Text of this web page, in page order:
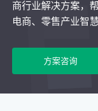
商行业解决方案，
电商、零售产业智
方案咨询